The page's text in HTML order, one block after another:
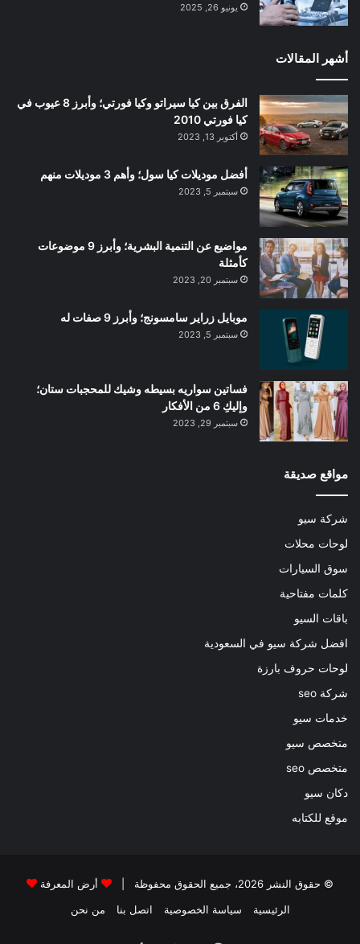
يونيو 26, 2025
أشهر المقالات
الفرق بين كيا سيراتو وكيا فورتي؛ وأبرز 8 عيوب في
كيا فورتي 2010
أكتوبر 13, 2023
أفضل موديلات كيا سول؛ وأهم 3 موديلات منهم
سبتمبر 5, 2023
مواضيع عن التنمية البشرية؛ وأبرز 9 موضوعات
كأمثلة
سبتمبر 20, 2023
موبايل زراير سامسونج؛ وأبرز 9 صفات له
سبتمبر 5, 2023
فساتين سواريه بسيطه وشيك للمحجبات ستان؛
وإليكِ 6 من الأفكار
سبتمبر 29, 2023
مواقع صديقة
شركة سيو
لوحات محلات
سوق السيارات
كلمات مفتاحية
باقات السيو
افضل شركة سيو في السعودية
لوحات حروف بارزة
شركة seo
خدمات سيو
متخصص سيو
متخصص seo
دكان سيو
موقع للكتابه
© حقوق النشر 2026، جميع الحقوق محفوظة |
أرض المعرفة
الرئيسية
سياسة الخصوصية اتصل بنا من نحن